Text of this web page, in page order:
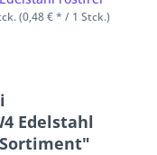
(0,48 € * / 1 Stck.)
Edelstahl